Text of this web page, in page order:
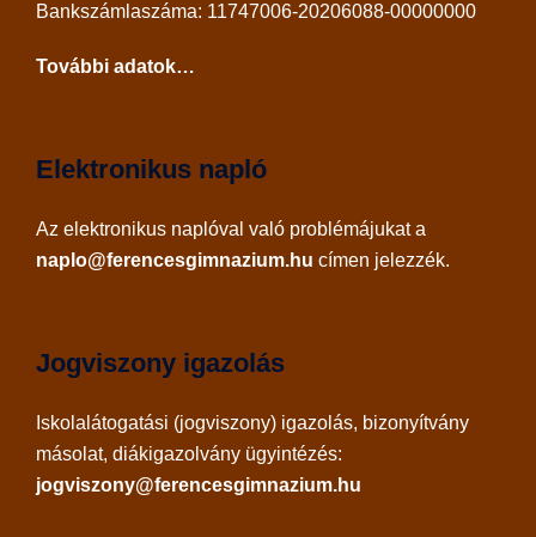
Bankszámlaszáma: 11747006-20206088-00000000
További adatok…
Elektronikus napló
Az elektronikus naplóval való problémájukat a
naplo@ferencesgimnazium.hu címen jelezzék.
Jogviszony igazolás
Iskolalátogatási (jogviszony) igazolás, bizonyítvány
másolat, diákigazolvány ügyintézés:
jogviszony@ferencesgimnazium.hu